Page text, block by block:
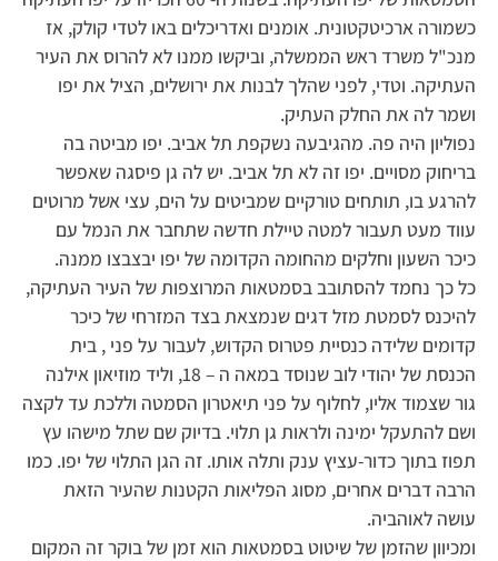
כשמורה ארכיטקטונית. אומנים ואדריכלים באו לטדי קולק, אז
מנכ"ל משרד ראש הממשלה, וביקשו ממנו לא להרוס את העיר
העתיקה. וטדי, לפני שהלך לבנות את ירושלים, הציל את יפו
ושמר לה את החלק העתיק.
נפוליון היה פה. מהגיבעה נשקפת תל אביב. יפו מביטה בה
בריחוק מסויים. יפו זה לא תל אביב. יש לה גן פיסגה שאפשר
להרגע בו, תותחים טורקיים שמביטים על הים, עצי אשל מרוטים
עווד מעט תעבור למטה טיילת חדשה שתחבר את הנמל עם
כיכר השעון וחלקים מהחומה הקדומה של יפו יבצבצו ממנה.
כל כך נחמד להסתובב בסמטאות המרוצפות של העיר העתיקה,
להיכנס לסמטת מזל דגים שנמצאת בצד המזרחי של כיכר
קדומים שלידה כנסיית פטרוס הקדוש, לעבור על פני , בית
הכנסת של יהודי לוב שנוסד במאה ה – 18, וליד מוזיאון אילנה
גור שצמוד אליו, לחלוף על פני תיאטרון הסמטה וללכת עד לקצה
ושם להתעקל ימינה ולראות גן תלוי. בדיוק שם שתל מישהו עץ
תפוז בתוך כדור-עציץ ענק ותלה אותו. זה הגן התלוי של יפו. כמו
הרבה דברים אחרים, מסוג הפליאות הקטנות שהעיר הזאת
עושה לאוהביה.
ומכיוון שהזמן של שיטוט בסמטאות הוא זמן של בוקר זה המקום